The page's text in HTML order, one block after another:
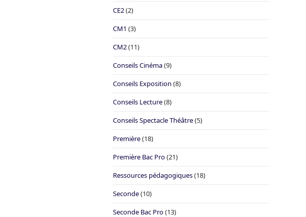
CE2(2)
CM1 (3)
CM2(11)
Conseils Cinéma(9)
Conseils Exposition (8)
Conseils Lecture(8)
Conseils Spectacle Théâtre(5)
Première(18)
Première Bac Pro(21)
Ressources pédagogiques(18)
Seconde(10)
Seconde Bac Pro(13)